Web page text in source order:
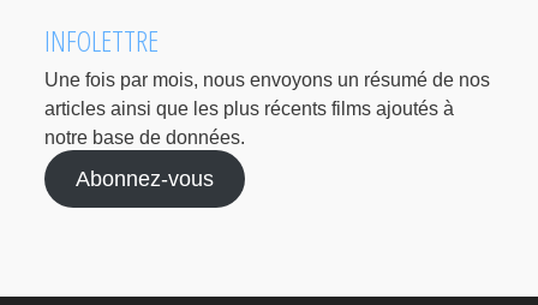
INFOLETTRE
Une fois par mois, nous envoyons un résumé de nos
articles ainsi que les plus récents films ajoutés à
notre base de données.
Abonnez-vous